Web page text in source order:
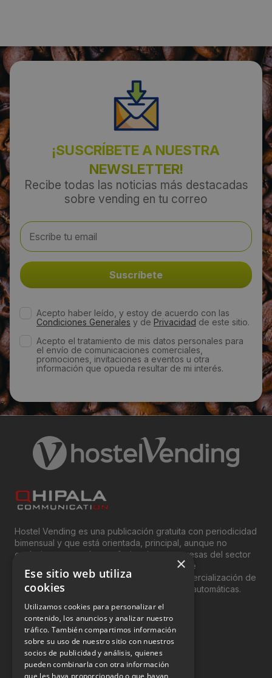
recrecervera@hotmail.com
http://www.cerveravending.es/
Horario de contacto:
9 a 22
Visitas a producto:
4280
Fecha de publicación de producto:
¡SUSCRÍBETE A NUESTRA
NEWSLETTER!
Recibe todas las noticias más destacadas
sobre vending en tu correo
Acepto haber leído, y estoy de acuerdo con las
Condiciones Generales y de Privacidad de este sitio.
Acepto el tratamiento de mis datos personales para
el envío de comunicaciones comerciales,
promociones, invitaciones a eventos u otra
información que opueda resultar de mi interés.
Hostel Vending es una publicación gratuita con periodicidad
bimensual y que está orientada, principal, aunque no
exclusivamente, a los profesionales y empresas del sector
del “Vending”; nombre con el que se conoce
genéricamente entre profesionales a la comercialización de
productos y servicios a través de máquinas automáticas.
INFORMACIÓN LEGAL
Aviso Legal
Política de Privacidad
×
Ese sitio web utiliza
cookies
Utilizamos cookies para personalizar el
contenido, los anuncios y analizar nuestro
tráfico. También compartimos información
sobre su uso de nuestro sitio con nuestros
socios de publicidad y análisis, quienes
pueden combinarla con otra información
que les haya proporcionado o que hayan